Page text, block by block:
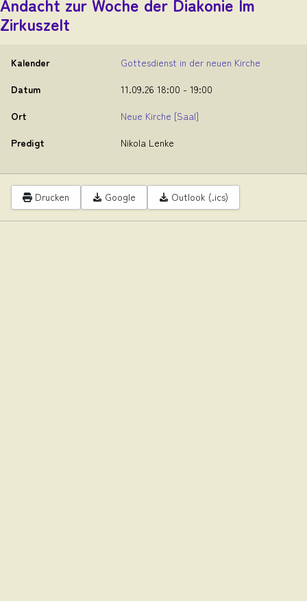
Zirkuszelt
Kalender
Gottesdienst in der neuen Kirche
Datum
11.09.26 18:00 - 19:00
Ort
Neue Kirche [Saal]
Predigt
Nikola Lenke
Drucken Google Outlook (.ics)